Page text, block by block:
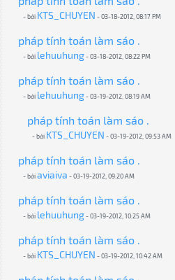
- bởi KTS_CHUYEN - 03-18-2012, 08:17 PM
pháp tính toán làm sáo .
- bởi lehuuhung- 03-18-2012, 08:22 PM
pháp tính toán làm sáo .
- bởi lehuuhung- 03-19-2012, 08:19 AM
pháp tính toán làm sáo .
- bởi KTS_CHUYEN - 03-19-2012, 09:53 AM
pháp tính toán làm sáo .
- bởiaviaiva - 03-19-2012, 09:20 AM
pháp tính toán làm sáo .
- bởi lehuuhung- 03-19-2012, 10:25 AM
pháp tính toán làm sáo .
- bởi KTS_CHUYEN - 03-19-2012, 10:42 AM